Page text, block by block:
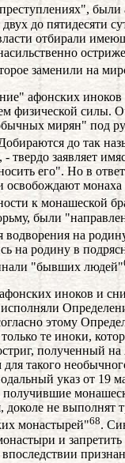
до пятидесяти
отбирали
заменили на
афонских
физической силы.
мирян" под
до так
твердо заявляет
его". Но в
монаха
к монашеской
были
водворения на
на родину в
"бывших людей"
афонских иноков и
этому
те иноки,
полученный
такого
указ от 19
доколе не выполнят
монастырей"68.
и